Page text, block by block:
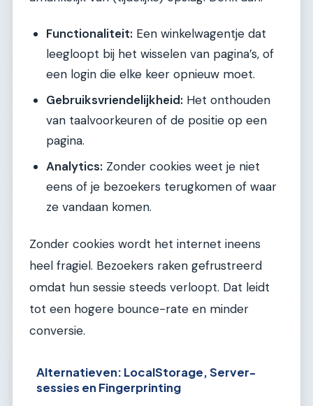
Functionaliteit: Een winkelwagentje dat
leegloopt bij het wisselen van pagina’s, of
een login die elke keer opnieuw moet.
Gebruiksvriendelijkheid: Het onthouden
van taalvoorkeuren of de positie op een
pagina.
Analytics: Zonder cookies weet je niet
eens of je bezoekers terugkomen of waar
ze vandaan komen.
Zonder cookies wordt het internet ineens
heel fragiel. Bezoekers raken gefrustreerd
omdat hun sessie steeds verloopt. Dat leidt
tot een hogere bounce-rate en minder
conversie.
Alternatieven: LocalStorage, Server-
sessies en Fingerprinting